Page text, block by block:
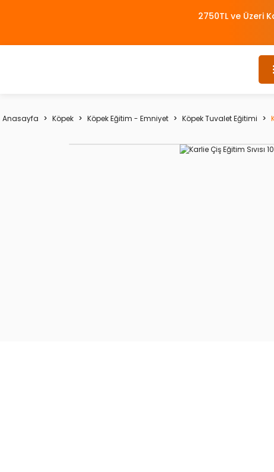
2750TL ve Üzeri
Anasayfa Köpek Köpek Eğitim - Emniyet Köpek Tuvalet Eğitimi